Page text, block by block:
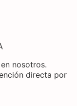
nosotros.
directa por